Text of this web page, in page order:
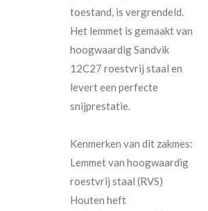
toestand, is vergrendeld.
Het lemmet is gemaakt van
hoogwaardig Sandvik
12C27 roestvrij staal en
levert een perfecte
snijprestatie.
Kenmerken van dit zakmes:
Lemmet van hoogwaardig
roestvrij staal (RVS)
Houten heft